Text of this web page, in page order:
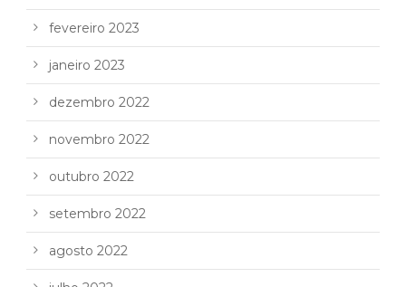
fevereiro 2023
janeiro 2023
dezembro 2022
novembro 2022
outubro 2022
setembro 2022
agosto 2022